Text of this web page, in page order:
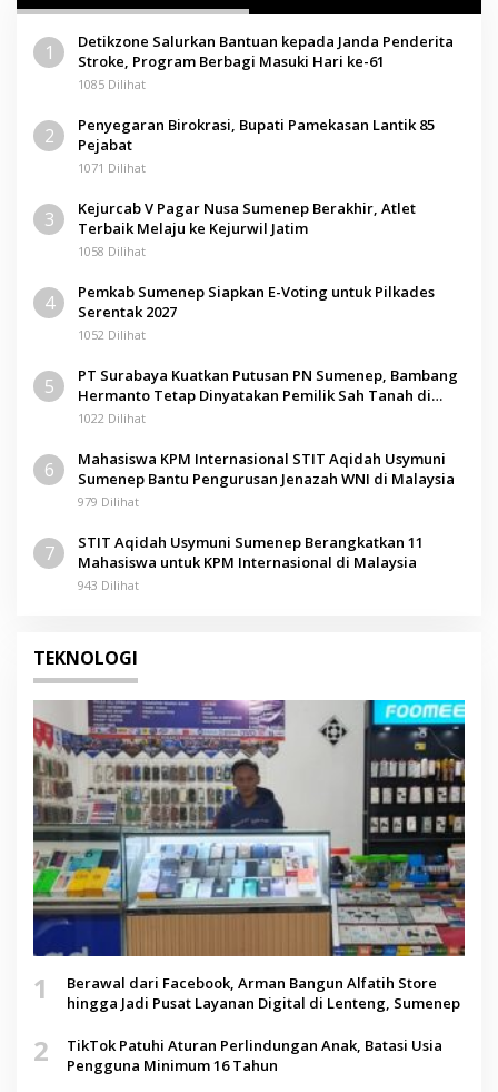
1
Detikzone Salurkan Bantuan kepada Janda Penderita
Stroke, Program Berbagi Masuki Hari ke-61
1085 Dilihat
2
Penyegaran Birokrasi, Bupati Pamekasan Lantik 85
Pejabat
1071 Dilihat
3
Kejurcab V Pagar Nusa Sumenep Berakhir, Atlet
Terbaik Melaju ke Kejurwil Jatim
1058 Dilihat
4
Pemkab Sumenep Siapkan E-Voting untuk Pilkades
Serentak 2027
1052 Dilihat
5
PT Surabaya Kuatkan Putusan PN Sumenep, Bambang
Hermanto Tetap Dinyatakan Pemilik Sah Tanah di
Pamolokan
1022 Dilihat
6
Mahasiswa KPM Internasional STIT Aqidah Usymuni
Sumenep Bantu Pengurusan Jenazah WNI di Malaysia
979 Dilihat
7
STIT Aqidah Usymuni Sumenep Berangkatkan 11
Mahasiswa untuk KPM Internasional di Malaysia
943 Dilihat
TEKNOLOGI
1
Berawal dari Facebook, Arman Bangun Alfatih Store
hingga Jadi Pusat Layanan Digital di Lenteng, Sumenep
2
TikTok Patuhi Aturan Perlindungan Anak, Batasi Usia
Pengguna Minimum 16 Tahun